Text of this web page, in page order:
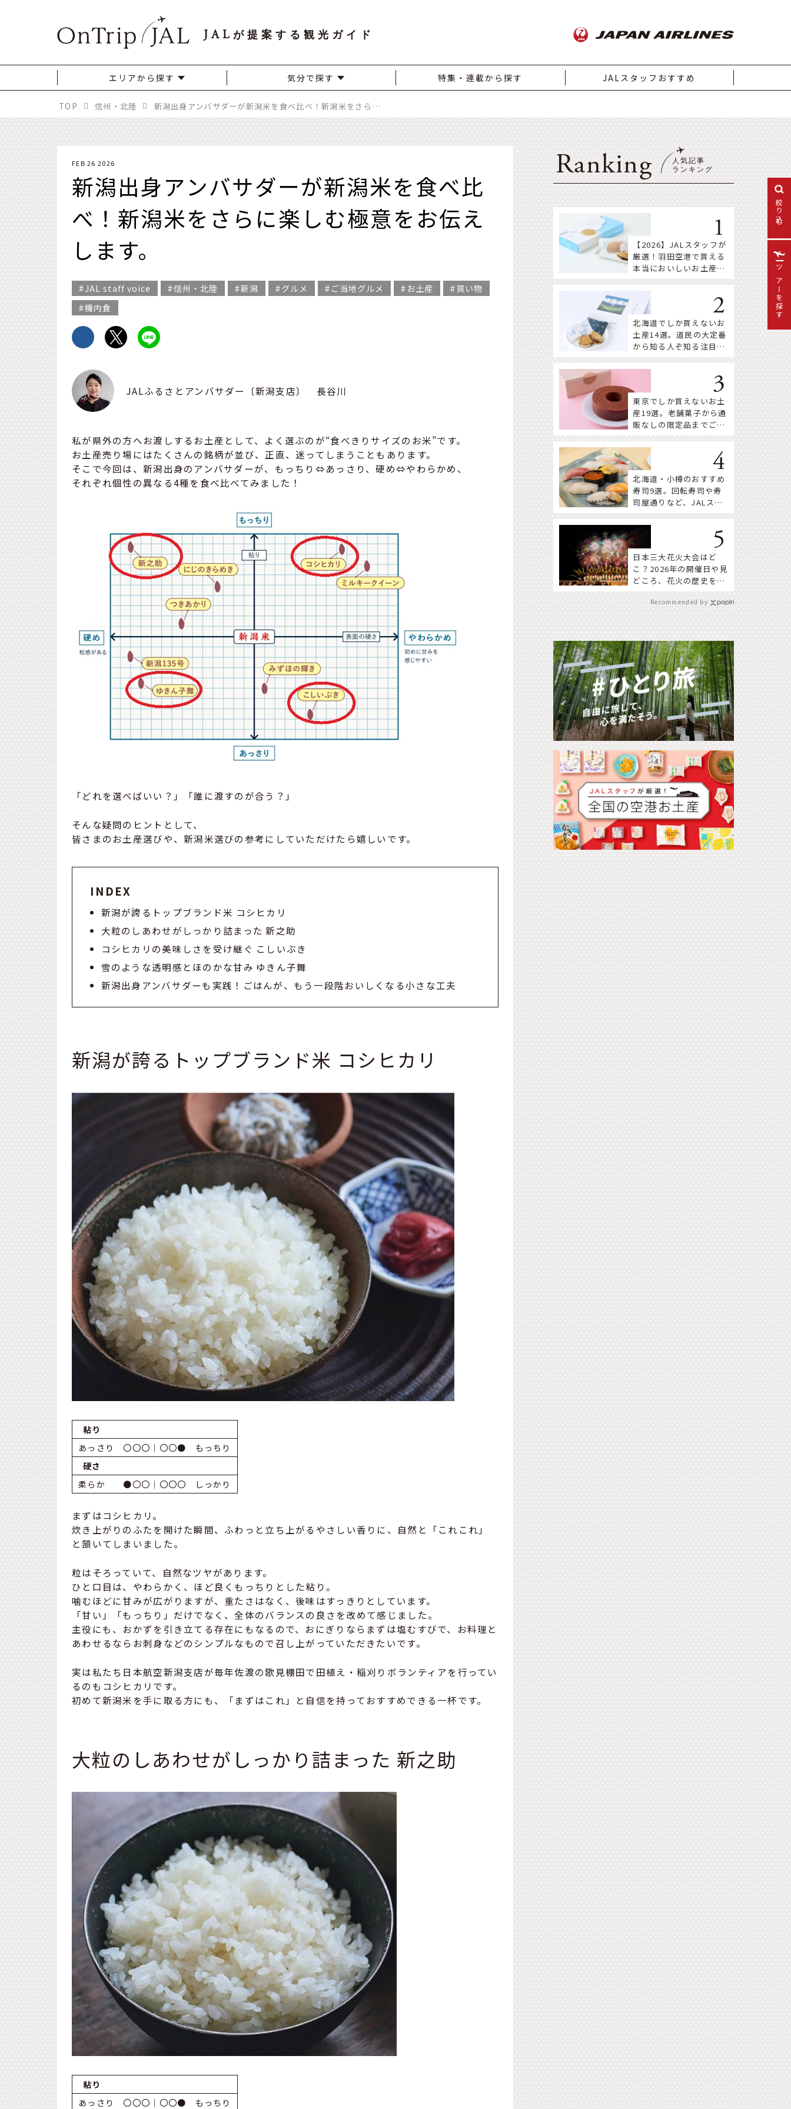
絞り込む
JAL が提案する観光ガイド
エリアから探す 気分で探す 特集・連載から探す JALスタッフおすすめ
TOP 信州・北陸 新潟出身アンバサダーが新潟米を食べ比べ！新潟米をさらに楽しむ極意をお伝えします。
FEB 26 2026
新潟出身アンバサダーが新潟米を食べ比
べ！新潟米をさらに楽しむ極意をお伝え
します。
JAL staff voice 信州・北陸 新潟 グルメ ご当地グルメ お土産
買い物
機内食
JALふるさとアンバサダー〔新潟支店〕 長谷川
私が県外の方へお渡しするお土産として、よく選ぶのが“食べきりサイズのお米”です。
お土産売り場にはたくさんの銘柄が並び、正直、迷ってしまうこともあります。
そこで今回は、新潟出身のアンバサダーが、もっちり⇔あっさり、硬め⇔やわらかめ、
それぞれ個性の異なる4種を食べ比べてみました！
「どれを選べばいい？」「誰に渡すのが合う？」
そんな疑問のヒントとして、
皆さまのお土産選びや、新潟米選びの参考にしていただけたら嬉しいです。
INDEX
新潟が誇るトップブランド米 コシヒカリ
大粒のしあわせがしっかり詰まった 新之助
コシヒカリの美味しさを受け継ぐ こしいぶき
雪のような透明感とほのかな甘み ゆきん子舞
新潟出身アンバサダーも実践！ごはんが、もう一段階おいしくなる小さな工夫
新潟が誇るトップブランド米 コシヒカリ
粘り
あっさり 〇〇〇｜〇〇● もっちり
硬さ
柔らか ●〇〇｜〇〇〇 しっかり
まずはコシヒカリ。
炊き上がりのふたを開けた瞬間、ふわっと立ち上がるやさしい香りに、自然と「これこれ」
と頷いてしまいました。
粒はそろっていて、自然なツヤがあります。
ひと口目は、やわらかく、ほど良くもっちりとした粘り。
噛むほどに甘みが広がりますが、重たさはなく、後味はすっきりとしています。
「甘い」「もっちり」だけでなく、全体のバランスの良さを改めて感じました。
主役にも、おかずを引き立てる存在にもなるので、おにぎりならまずは塩むすびで、お料理と
あわせるならお刺身などのシンプルなもので召し上がっていただきたいです。
実は私たち日本航空新潟支店が毎年佐渡の歌見棚田で田植え・稲刈りボランティアを行ってい
るのもコシヒカリです。
初めて新潟米を手に取る方にも、「まずはこれ」と自信を持っておすすめできる一杯です。
大粒のしあわせがしっかり詰まった 新之助
粘り
あっさり 〇〇〇｜〇〇● もっちり
Ranking
【2026】JALスタッフが
厳選！羽田空港で買える
本当においしいお土産18
北海道でしか買えないお
土産14選。道民の大定番
から知る人ぞ知る注目株
東京でしか買えないお土
産19選。老舗菓子から通
販なしの限定品までご紹
北海道・小樽のおすすめ
寿司9選。回転寿司や寿
司屋通りなど、JALスタ
日本三大花火大会はど
こ？2026年の開催日や見
どころ、花火の歴史を知
Recommended by
ツアーを探す